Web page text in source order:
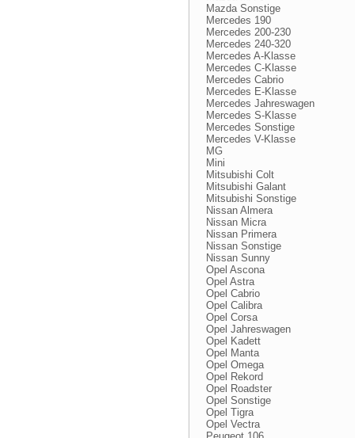
Mazda Sonstige
Mercedes 190
Mercedes 200-230
Mercedes 240-320
Mercedes A-Klasse
Mercedes C-Klasse
Mercedes Cabrio
Mercedes E-Klasse
Mercedes Jahreswagen
Mercedes S-Klasse
Mercedes Sonstige
Mercedes V-Klasse
MG
Mini
Mitsubishi Colt
Mitsubishi Galant
Mitsubishi Sonstige
Nissan Almera
Nissan Micra
Nissan Primera
Nissan Sonstige
Nissan Sunny
Opel Ascona
Opel Astra
Opel Cabrio
Opel Calibra
Opel Corsa
Opel Jahreswagen
Opel Kadett
Opel Manta
Opel Omega
Opel Rekord
Opel Roadster
Opel Sonstige
Opel Tigra
Opel Vectra